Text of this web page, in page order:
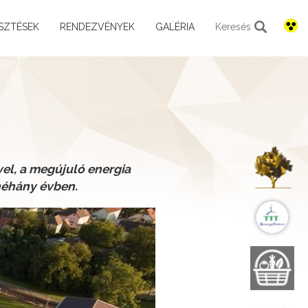
RENDEZVÉNYEK GALÉRIA Keresés
a megújuló energia
évben.